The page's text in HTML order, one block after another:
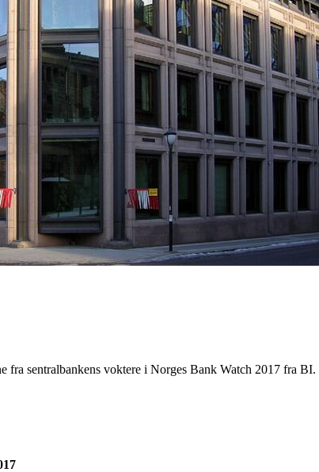
fra sentralbankens voktere i Norges Bank Watch 2017 fra BI.